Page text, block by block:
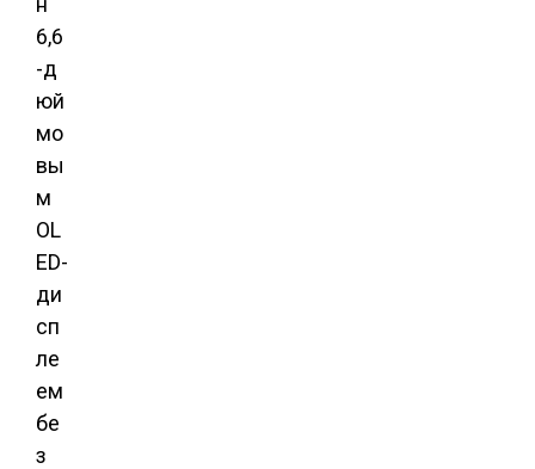
6,6
-д
юй
мо
вы
м
OL
ED-
ди
сп
ле
ем
бе
з